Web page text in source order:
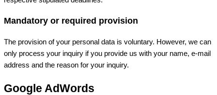
Mandatory or required provision
The provision of your personal data is voluntary. However, we can
only process your inquiry if you provide us with your name, e-mail
address and the reason for your inquiry.
Google AdWords